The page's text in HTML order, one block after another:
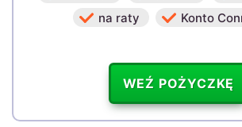
na raty
Konto
WEŹ POŻYCZKĘ